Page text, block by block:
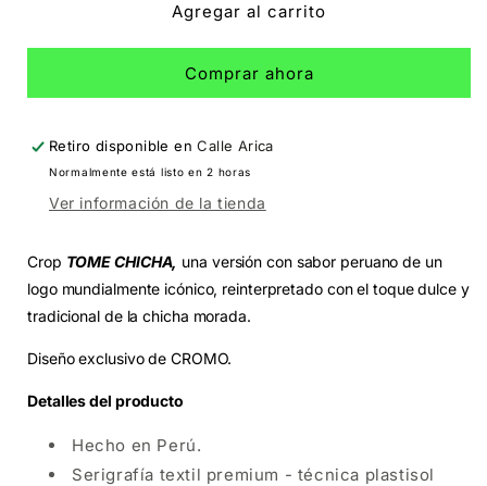
chicha
Agregar al carrito
Comprar ahora
Retiro disponible enCalle Arica
Normalmente está listo en 2 horas
Ver información de la tienda
Crop TOME CHICHA, una versión con sabor peruano de un
logo mundialmente icónico, reinterpretado con el toque dulce y
tradicional de la chicha morada.
Diseño exclusivo de CROMO.
Detalles del producto
Hecho en Perú.
Serigrafía textil premium - técnica plastisol